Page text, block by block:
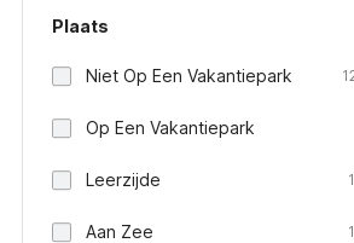
Plaats
Niet Op Een Vakantiepark
Op Een Vakantiepark
Leerzijde
Aan Zee